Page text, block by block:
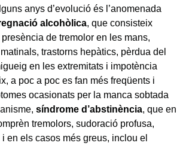
anys d’evolució és l’anomenada
alcohòlica, que consisteix
de tremolor en les mans,
trastorns hepàtics, pèrdua del
en les extremitats i impotència
a poc a poc es fan més freqüents i
ocasionats per la manca sobtada
síndrome d’abstinència, que en
tremolors, sudoració profusa,
en els casos més greus, inclou el